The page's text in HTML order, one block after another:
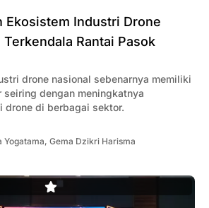
Ekosistem Industri Drone
Rantai Pasok
drone nasional sebenarnya memiliki
dengan meningkatnya
drone di berbagai sektor.
Yogatama, Gema Dzikri Harisma